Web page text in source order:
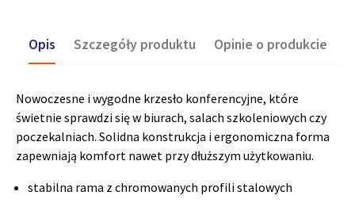
Opis Szczegóły produktu Opinie o produkcie
Nowoczesne i wygodne krzesło konferencyjne, które
świetnie sprawdzi się w biurach, salach szkoleniowych czy
poczekalniach. Solidna konstrukcja i ergonomiczna forma
zapewniają komfort nawet przy dłuższym użytkowaniu.
stabilna rama z chromowanych profili stalowych